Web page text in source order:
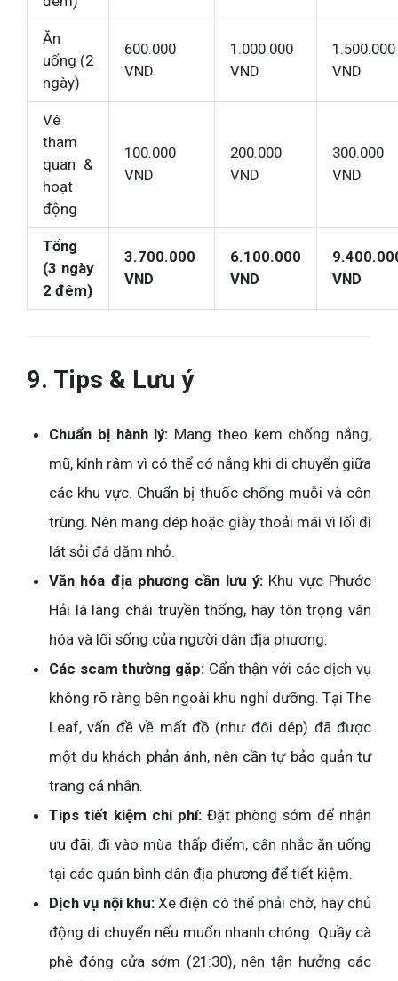
Ăn
uống (2
ngày)
600.000
VND
1.000.000
VND
1.500.000
VND
Vé
tham
quan &
hoạt
động
100.000
VND
200.000
VND
300.000
VND
Tổng
(3 ngày
2 đêm)
3.700.000
VND
6.100.000
VND
VND
9. Tips & Lưu ý
Chuẩn bị hành lý: Mang theo kem chống nắng,
mũ, kính râm vì có thể có nắng khi di chuyển giữa
các khu vực. Chuẩn bị thuốc chống muỗi và côn
trùng. Nên mang dép hoặc giày thoải mái vì lối đi
lát sỏi đá dăm nhỏ.
Văn hóa địa phương cần lưu ý: Khu vực Phước
Hải là làng chài truyền thống, hãy tôn trọng văn
hóa và lối sống của người dân địa phương.
Các scam thường gặp: Cẩn thận với các dịch vụ
không rõ ràng bên ngoài khu nghỉ dưỡng. Tại The
Leaf, vấn đề về mất đồ (như đôi dép) đã được
một du khách phản ánh, nên cần tự bảo quản tư
trang cá nhân.
Tips tiết kiệm chi phí: Đặt phòng sớm để nhận
ưu đãi, đi vào mùa thấp điểm, cân nhắc ăn uống
tại các quán bình dân địa phương để tiết kiệm.
Dịch vụ nội khu:Xe điện có thể phải chờ, hãy chủ
động di chuyển nếu muốn nhanh chóng. Quầy cà
phê đóng cửa sớm (21:30), nên tận hưởng các